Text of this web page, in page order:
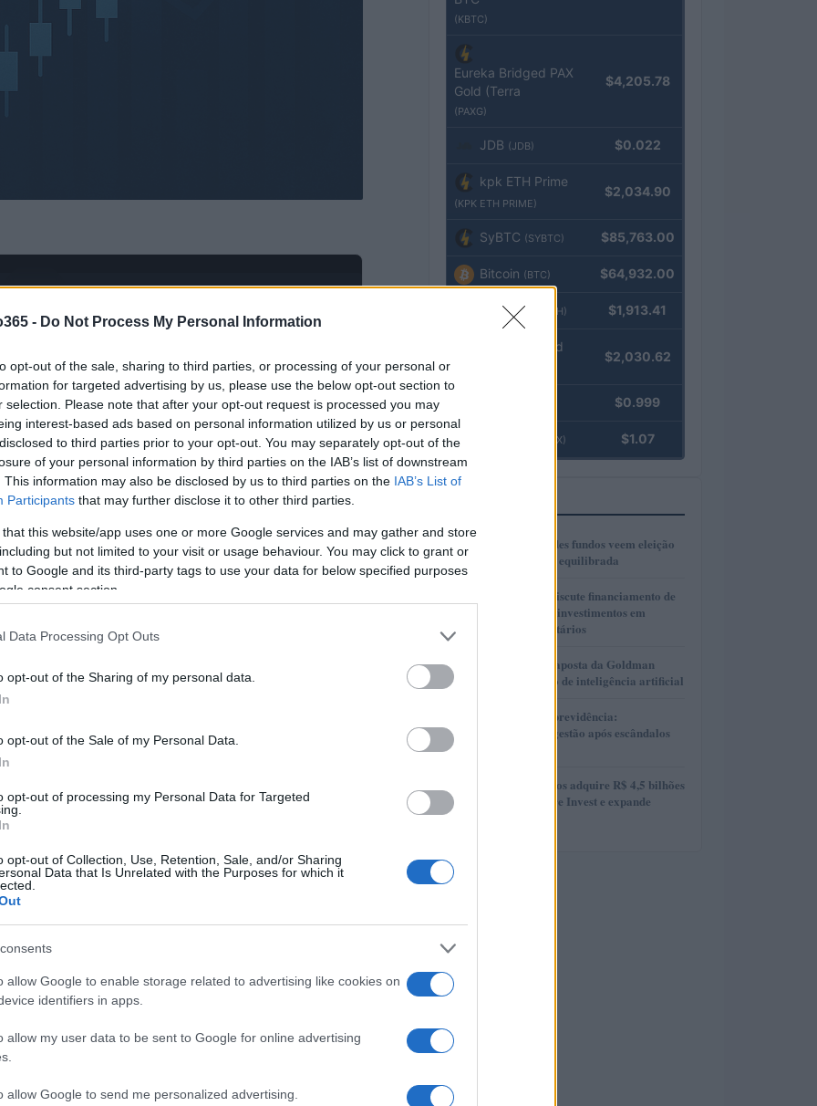
- Do Not Process My Personal Information
opt-out of the sale, sharing to third parties, or processing of your personal or
for targeted advertising by us, please use the below opt-out section to
selection. Please note that after your opt-out request is processed you may
interest-based ads based on personal information utilized by us or personal
to third parties prior to your opt-out. You may separately opt-out of the
of your personal information by third parties on the IAB’s list of downstream
This information may also be disclosed by us to third parties on the IAB’s List of
Participants that may further disclose it to other third parties.
that this website/app uses one or more Google services and may gather and store
but not limited to your visit or usage behaviour. You may click to grant or
to Google and its third-party tags to use your data for below specified purposes
consent section.
Data Processing Opt Outs
opt-out of the Sharing of my personal data.
opt-out of the Sale of my Personal Data.
opt-out of processing my Personal Data for Targeted
opt-out of Collection, Use, Retention, Sale, and/or Sharing
Data that Is Unrelated with the Purposes for which it
allow Google to enable storage related to advertising like cookies on
identifiers in apps.
allow my user data to be sent to Google for online advertising
allow Google to send me personalized advertising.
de trabalho
solicitaram seguro-desemprego pela primeira vez
na semana encerrada em 9 de novembro,
com dados ajustados sazonalmente fornecidos
o nível mais baixo desde maio, sugerindo
econômica contínua
(KBTC)
Eureka Bridged PAX
Gold (Terra
(PAXG)
$4,205.78
JDB (JDB) $0.022
kpk ETH Prime
(KPK ETH PRIME)
$2,034.90
SyBTC (SYBTC) $85,763.00
Bitcoin (BTC) $64,932.00
Ethereum (ETH) $1,913.41
kpk ETH Yield
$2,030.62
$0.999
(USDEX) $1.07
1
Gestores de grandes fundos veem eleição
presidencial mais equilibrada
2
Presidente Lula discute financiamento de
planos de saúde e investimentos em
hospitais universitários
3
AlphaAI: A nova aposta da Goldman
Sachs no mercado de inteligência artificial
4
Reformas no Rioprevidência:
Transparência e gestão após escândalos
5
MAG Investimentos adquire R$ 4,5 bilhões
em FIDCs da More Invest e expande